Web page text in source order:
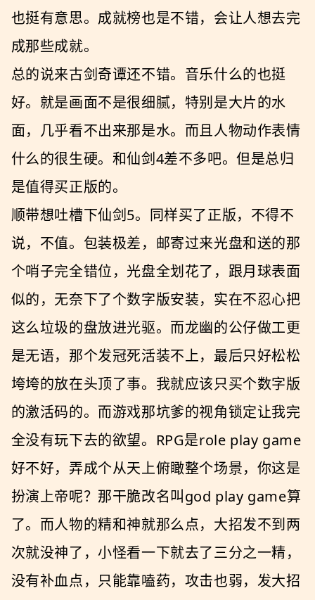
也挺有意思。成就榜也是不错，会让人想去完
成那些成就。
总的说来古剑奇谭还不错。音乐什么的也挺
好。就是画面不是很细腻，特别是大片的水
面，几乎看不出来那是水。而且人物动作表情
什么的很生硬。和仙剑4差不多吧。但是总归
是值得买正版的。
顺带想吐槽下仙剑5。同样买了正版，不得不
说，不值。包装极差，邮寄过来光盘和送的那
个哨子完全错位，光盘全划花了，跟月球表面
似的，无奈下了个数字版安装，实在不忍心把
这么垃圾的盘放进光驱。而龙幽的公仔做工更
是无语，那个发冠死活装不上，最后只好松松
垮垮的放在头顶了事。我就应该只买个数字版
的激活码的。而游戏那坑爹的视角锁定让我完
全没有玩下去的欲望。RPG是role play game
好不好，弄成个从天上俯瞰整个场景，你这是
扮演上帝呢？那干脆改名叫god play game算
了。而人物的精和神就那么点，大招发不到两
次就没神了，小怪看一下就去了三分之一精，
没有补血点，只能靠嗑药，攻击也弱，发大招